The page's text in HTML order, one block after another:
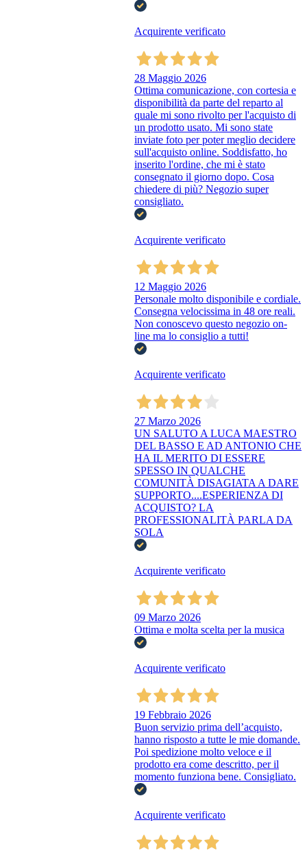
Acquirente verificato
28 Maggio 2026
Ottima comunicazione, con cortesia e
disponibilità da parte del reparto al
quale mi sono rivolto per l'acquisto di
un prodotto usato. Mi sono state
inviate foto per poter meglio decidere
sull'acquisto online. Soddisfatto, ho
inserito l'ordine, che mi è stato
consegnato il giorno dopo. Cosa
chiedere di più? Negozio super
consigliato.
Acquirente verificato
12 Maggio 2026
Personale molto disponibile e cordiale.
Consegna velocissima in 48 ore reali.
Non conoscevo questo negozio on-
line ma lo consiglio a tutti!
Acquirente verificato
27 Marzo 2026
UN SALUTO A LUCA MAESTRO
DEL BASSO E AD ANTONIO CHE
HA IL MERITO DI ESSERE
SPESSO IN QUALCHE
COMUNITÀ DISAGIATA A DARE
SUPPORTO....ESPERIENZA DI
ACQUISTO? LA
PROFESSIONALITÀ PARLA DA
SOLA
Acquirente verificato
09 Marzo 2026
Ottima e molta scelta per la musica
Acquirente verificato
19 Febbraio 2026
Buon servizio prima dell’acquisto,
hanno risposto a tutte le mie domande.
Poi spedizione molto veloce e il
prodotto era come descritto, per il
momento funziona bene. Consigliato.
Acquirente verificato